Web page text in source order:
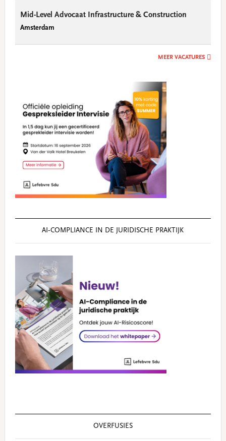
Mid-Level Advocaat Infrastructure & Construction
Amsterdam
MEER VACATURES
AI‑COMPLIANCE IN DE JURIDISCHE PRAKTIJK
OVERFUSIES